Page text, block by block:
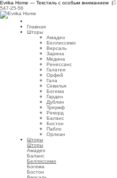
Evrika Home — Текстиль с особым вниманием |
547-25-56
Главная
Шторы
Амадео
Беллиссимо
Версаль
Зарина
Медина
Ренессанс
Галатея
Орфей
Гала
Севилья
Богема
Гарден
Дублин
Триумф
Рекорд
Баланс
Бостон
Пабло
Орлеан
Шторы
Шторы
Амадео
Баланс
Беллиссимо
Богема
Бостон